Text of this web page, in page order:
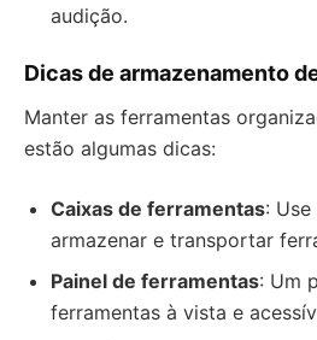
audição.
Dicas de armazenamento
Manter as ferramentas
estão algumas dicas:
Caixas de ferramentas:
armazenar e transportar
Painel de ferramentas: Um
ferramentas à vista e